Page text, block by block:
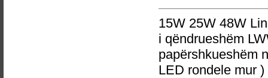
15W 25W 48W
i qëndrueshëm
papërshkueshëm
LED rondele mur )